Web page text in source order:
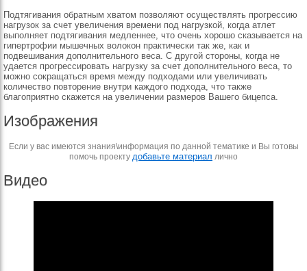
Подтягивания обратным хватом позволяют осуществлять прогрессию
нагрузок за счет увеличения времени под нагрузкой, когда атлет
выполняет подтягивания медленнее, что очень хорошо сказывается на
гипертрофии мышечных волокон практически так же, как и
подвешивания дополнительного веса. С другой стороны, когда не
удается прогрессировать нагрузку за счет дополнительного веса, то
можно сокращаться время между подходами или увеличивать
количество повторение внутри каждого подхода, что также
благоприятно скажется на увеличении размеров Вашего бицепса.
Изображения
Если у вас имеются знания\информация по данной тематике и Вы готовы
помочь проекту добавьте материал лично
Видео